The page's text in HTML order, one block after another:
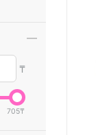
₸
705₸